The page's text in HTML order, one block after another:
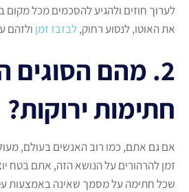
לערוך חוזים ולהגיע להסכמים מכל מקום
את האוטו, לנסוע רחוק,לבזבז זמן ולזהם
2. מהם הסוגים
חתימות ירוקות?
אם גם אתם, כמו רוב האנשים בעולם,
זמן להרהורים על הנושא הזה, אתם בטח
שכל חתימה על מסמך שאינה באמצעות